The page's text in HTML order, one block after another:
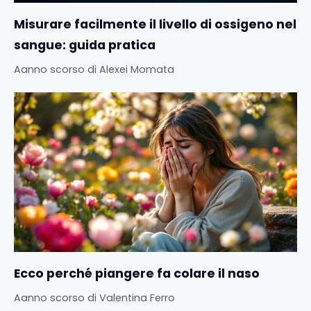
Misurare facilmente il livello di ossigeno nel
sangue: guida pratica
Aanno scorso di Alexei Momata
Ecco perché piangere fa colare il naso
Aanno scorso di Valentina Ferro